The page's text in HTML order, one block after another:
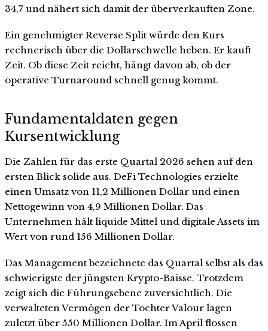
34,7 und nähert sich damit der überverkauften Zone.
Ein genehmigter Reverse Split würde den Kurs
rechnerisch über die Dollarschwelle heben. Er kauft
Zeit. Ob diese Zeit reicht, hängt davon ab, ob der
operative Turnaround schnell genug kommt.
Fundamentaldaten gegen
Kursentwicklung
Die Zahlen für das erste Quartal 2026 sehen auf den
ersten Blick solide aus. DeFi Technologies erzielte
einen Umsatz von 11,2 Millionen Dollar und einen
Nettogewinn von 4,9 Millionen Dollar. Das
Unternehmen hält liquide Mittel und digitale Assets im
Wert von rund 156 Millionen Dollar.
Das Management bezeichnete das Quartal selbst als das
schwierigste der jüngsten Krypto-Baisse. Trotzdem
zeigt sich die Führungsebene zuversichtlich. Die
verwalteten Vermögen der Tochter Valour lagen
zuletzt über 550 Millionen Dollar. Im April flossen